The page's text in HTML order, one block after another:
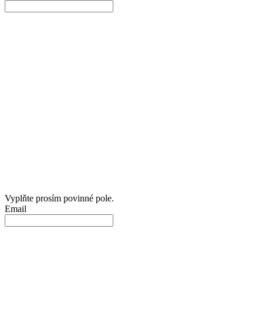
Vyplňte prosím povinné pole.
Email